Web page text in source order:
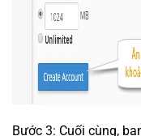
Bước 3: Cuối cùng,